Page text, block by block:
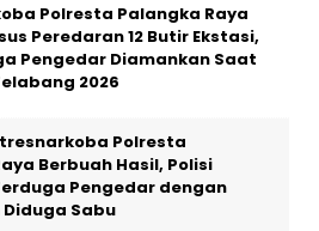
Polresta Palangka Raya
Peredaran 12 Butir Ekstasi,
Pengedar Diamankan Saat
2026
Polresta
Berbuah Hasil, Polisi
Pengedar dengan
Diduga Sabu